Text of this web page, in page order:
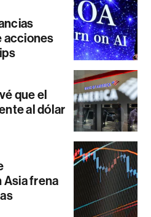
acciones
que el
al dólar
frena